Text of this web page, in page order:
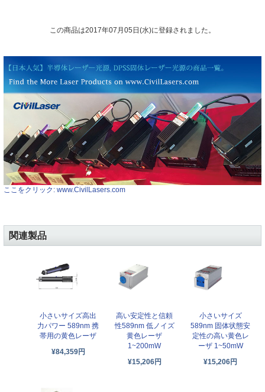
この商品は2017年07月05日(水)に登録されました。
ここをクリック: www.CivilLasers.com
関連製品
小さいサイズ高出
力パワー 589nm 携
帯用の黄色レーザ
¥84,359円
高い安定性と信頼
性589nm 低ノイズ
黄色レーザ
1~200mW
¥15,206円
小さいサイズ
589nm 固体状態安
定性の高い黄色レ
ーザ 1~50mW
¥15,206円